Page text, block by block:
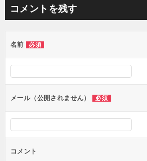
コメントを残す
名前 必須
メール（公開されません） 必須
コメント